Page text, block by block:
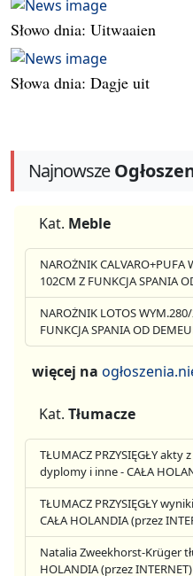
Słowo dnia: Uitwaaien
Słowa dnia: Dagje uit
Najnowsze
Kat. Meble
NAROŻNIK CALVARO+PUFA
102CM Z FUNKCJA SPANIA
NAROŻNIK LOTOS
FUNKCJA SPANIA OD
więcej na
Kat. Tłumacze
TŁUMACZ PRZYSIĘGŁY
dyplomy i inne - CAŁA
TŁUMACZ PRZYSIĘGŁY
CAŁA HOLANDIA (przez
Natalia Zweekhorst-Krüger
HOLANDIA (przez INTERNET)